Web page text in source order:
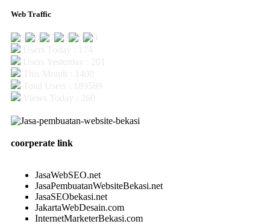
Web Traffic
coorperate link
JasaWebSEO.net
JasaPembuatanWebsiteBekasi.net
JasaSEObekasi.net
JakartaWebDesain.com
InternetMarketerBekasi.com